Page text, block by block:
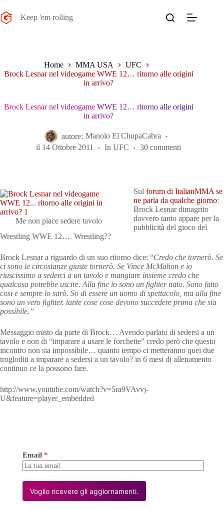
al
contenuto
Keep 'em rolling
Home MMA USA
UFC
Brock Lesnar nel videogame WWE 12… ritorno alle origini
in arrivo?
Brock Lesnar nel videogame WWE 12… ritorno alle origini
in arrivo?
autore: Manolo El ChupaCabra
il 14 Ottobre 2011 In UFC 30 commenti
Me non piace sedere tavolo
Sul forum di ItalianMMA se
ne parla da qualche giorno:
Brock Lesnar dimagrito
davvero tanto appare per la
pubblicità del gioco del
Wrestling WWE 12…. Wrestling??
Brock Lesnar a riguardo di un suo ritorno dice: “Credo che tornerò. Se
ci sono le circostanze giuste tornerò. Se Vince McMahon e io
riuscissimo a sederci a un tavolo e mangiare insieme credo che
qualcosa potrebbe uscire. Alla fine io sono un fighter nato. Sono fatto
cosi e sempre lo sarò. So di essere un uomo di spettacolo, ma alla fine
sono un vero fighter. tante cose cose devono succedere prima che sia
possibile.”
Messaggio misto da parte di Brock… Avendo parlato di sedersi a un
tavolo e non di “imparare a usare le forchette” credo però che questo
incontro non sia impossibile… quanto tempo ci metteranno quei due
trogloditi a imparare a sedersi a un tavolo? in 6 mesi di allenamento
continuo ce la possono fare.
http://www.youtube.com/watch?v=5ra9VAvvj-
U&feature=player_embedded
Email *
Voglio ricevere gli aggiornamenti.